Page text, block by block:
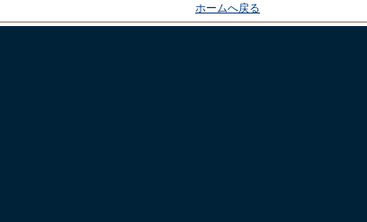
ホームへ戻る